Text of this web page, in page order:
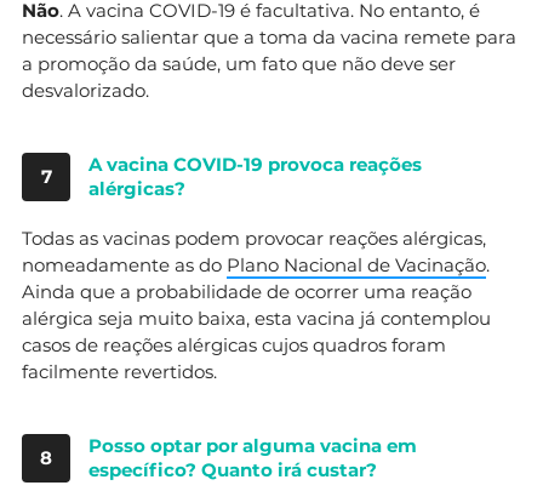
Não. A vacina COVID-19 é facultativa. No entanto, é
necessário salientar que a toma da vacina remete para
a promoção da saúde, um fato que não deve ser
desvalorizado.
7
A vacina COVID-19 provoca reações
alérgicas?
Todas as vacinas podem provocar reações alérgicas,
nomeadamente as do Plano Nacional de Vacinação.
Ainda que a probabilidade de ocorrer uma reação
alérgica seja muito baixa, esta vacina já contemplou
casos de reações alérgicas cujos quadros foram
facilmente revertidos.
8
Posso optar por alguma vacina em
específico? Quanto irá custar?